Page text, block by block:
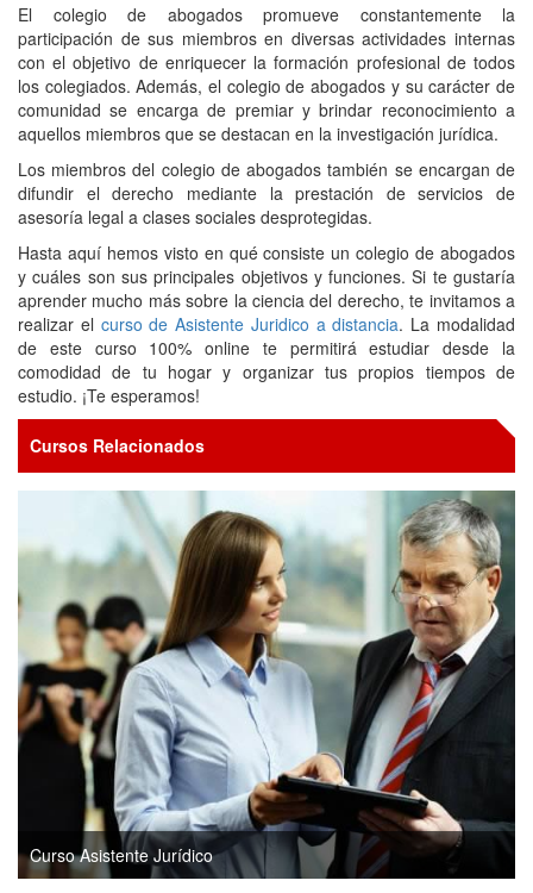
El colegio de abogados promueve constantemente la
participación de sus miembros en diversas actividades internas
con el objetivo de enriquecer la formación profesional de todos
los colegiados. Además, el colegio de abogados y su carácter de
comunidad se encarga de premiar y brindar reconocimiento a
aquellos miembros que se destacan en la investigación jurídica.
Los miembros del colegio de abogados también se encargan de
difundir el derecho mediante la prestación de servicios de
asesoría legal a clases sociales desprotegidas.
Hasta aquí hemos visto en qué consiste un colegio de abogados
y cuáles son sus principales objetivos y funciones. Si te gustaría
aprender mucho más sobre la ciencia del derecho, te invitamos a
realizar el curso de Asistente Juridico a distancia. La modalidad
de este curso 100% online te permitirá estudiar desde la
comodidad de tu hogar y organizar tus propios tiempos de
estudio. ¡Te esperamos!
Cursos Relacionados
Curso Asistente Jurídico